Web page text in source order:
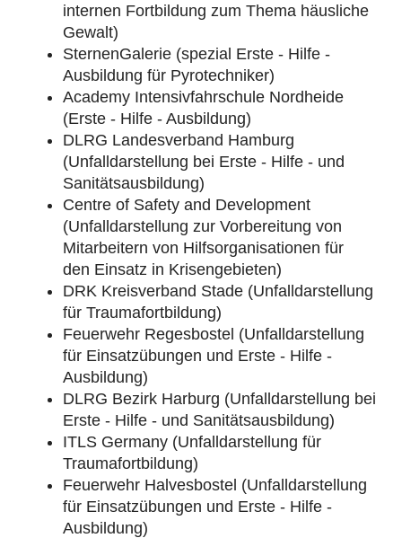
internen Fortbildung zum Thema häusliche
Gewalt)
SternenGalerie (spezial Erste - Hilfe -
Ausbildung für Pyrotechniker)
Academy Intensivfahrschule Nordheide
(Erste - Hilfe - Ausbildung)
DLRG Landesverband Hamburg
(Unfalldarstellung bei Erste - Hilfe - und
Sanitätsausbildung)
Centre of Safety and Development
(Unfalldarstellung zur Vorbereitung von
Mitarbeitern von Hilfsorganisationen für
den Einsatz in Krisengebieten)
DRK Kreisverband Stade (Unfalldarstellung
für Traumafortbildung)
Feuerwehr Regesbostel (Unfalldarstellung
für Einsatzübungen und Erste - Hilfe -
Ausbildung)
DLRG Bezirk Harburg (Unfalldarstellung bei
Erste - Hilfe - und Sanitätsausbildung)
ITLS Germany (Unfalldarstellung für
Traumafortbildung)
Feuerwehr Halvesbostel (Unfalldarstellung
für Einsatzübungen und Erste - Hilfe -
Ausbildung)